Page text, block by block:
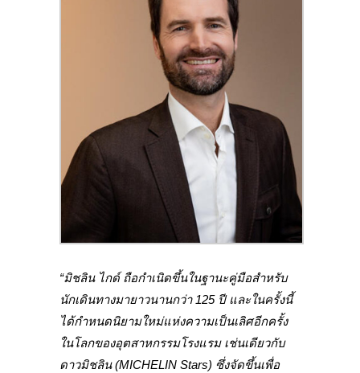
“มิชลิน ไกด์ ถือกำเนิดขึ้นในฐานะคู่มือสำหรับ
นักเดินทางมายาวนานกว่า 125 ปี และในครั้งนี้
ได้กำหนดนิยามใหม่แห่งความเป็นเลิศอีกครั้ง
ในโลกของอุตสาหกรรมโรงแรม เช่นเดียวกับ
ดาวมิชลิน (MICHELIN Stars) ซึ่งจัดขึ้นเพื่อ